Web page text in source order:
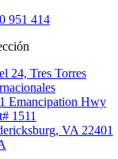
951 414
24, Tres Torres
Emancipation Hwy
1511
VA 22401